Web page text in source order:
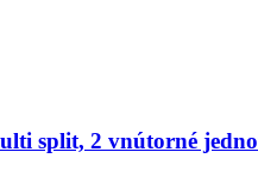
split, 2 vnútorné